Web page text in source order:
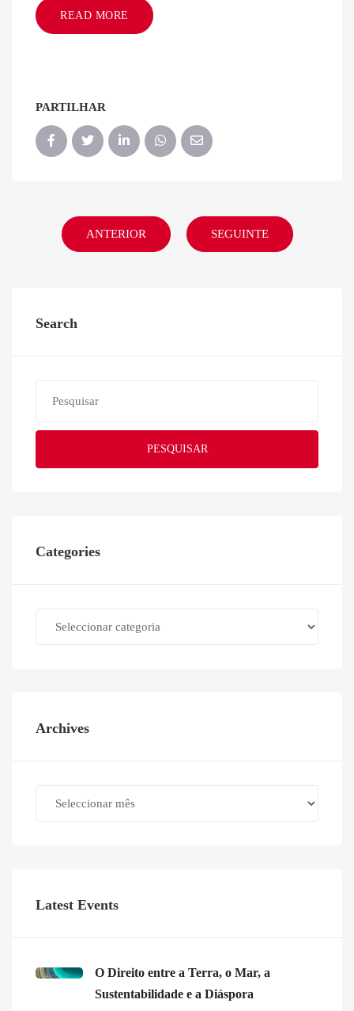
READ MORE
PARTILHAR
ANTERIOR SEGUINTE
Search
PESQUISAR
Categories
Archives
Latest Events
O Direito entre a Terra, o Mar, a
Sustentabilidade e a Diáspora